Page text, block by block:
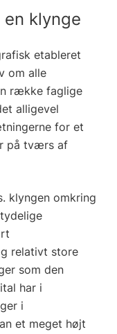
en klynge
etableret
om alle
række faglige
alligevel
for et
på tværs af
klyngen omkring
relativt store
som den
har i
i
et meget højt